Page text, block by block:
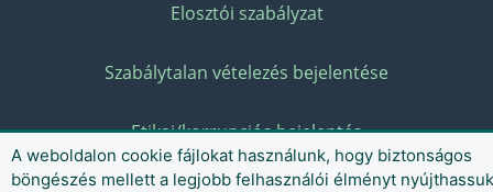
Elosztói szabályzat
Szabálytalan vételezés bejelentése
Etikai/korrupciós bejelentés
A weboldalon cookie fájlokat használunk, hogy biztonságos
böngészés mellett a legjobb felhasználói élményt nyújthassuk